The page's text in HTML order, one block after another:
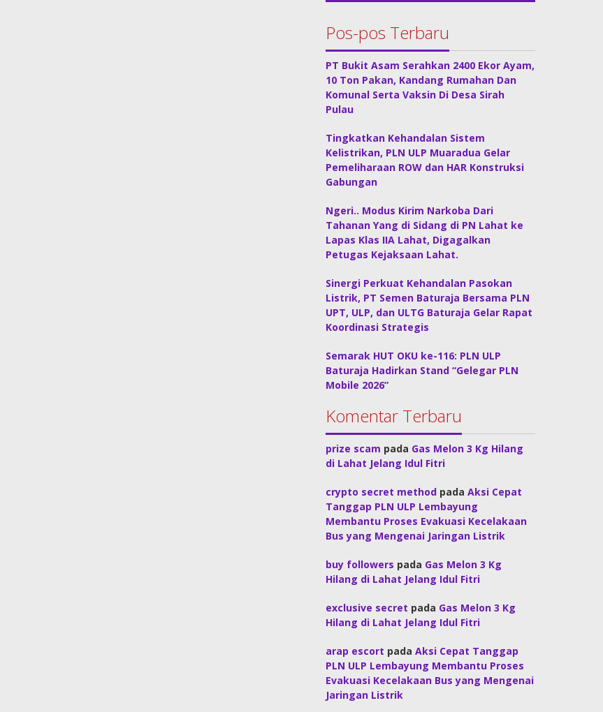
Pos-pos Terbaru
PT Bukit Asam Serahkan 2400 Ekor Ayam,
10 Ton Pakan, Kandang Rumahan Dan
Komunal Serta Vaksin Di Desa Sirah
Pulau
Tingkatkan Kehandalan Sistem
Kelistrikan, PLN ULP Muaradua Gelar
Pemeliharaan ROW dan HAR Konstruksi
Gabungan
Ngeri.. Modus Kirim Narkoba Dari
Tahanan Yang di Sidang di PN Lahat ke
Lapas Klas IIA Lahat, Digagalkan
Petugas Kejaksaan Lahat.
Sinergi Perkuat Kehandalan Pasokan
Listrik, PT Semen Baturaja Bersama PLN
UPT, ULP, dan ULTG Baturaja Gelar Rapat
Koordinasi Strategis
Semarak HUT OKU ke-116: PLN ULP
Baturaja Hadirkan Stand “Gelegar PLN
Mobile 2026”
Komentar Terbaru
prize scam pada Gas Melon 3 Kg Hilang
di Lahat Jelang Idul Fitri
crypto secret method padaAksi Cepat
Tanggap PLN ULP Lembayung
Membantu Proses Evakuasi Kecelakaan
Bus yang Mengenai Jaringan Listrik
buy followers pada Gas Melon 3 Kg
Hilang di Lahat Jelang Idul Fitri
exclusive secret pada Gas Melon 3 Kg
Hilang di Lahat Jelang Idul Fitri
arap escort padaAksi Cepat Tanggap
PLN ULP Lembayung Membantu Proses
Evakuasi Kecelakaan Bus yang Mengenai
Jaringan Listrik